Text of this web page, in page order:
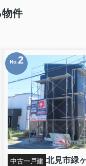
物件
No. 2
中古一戸建